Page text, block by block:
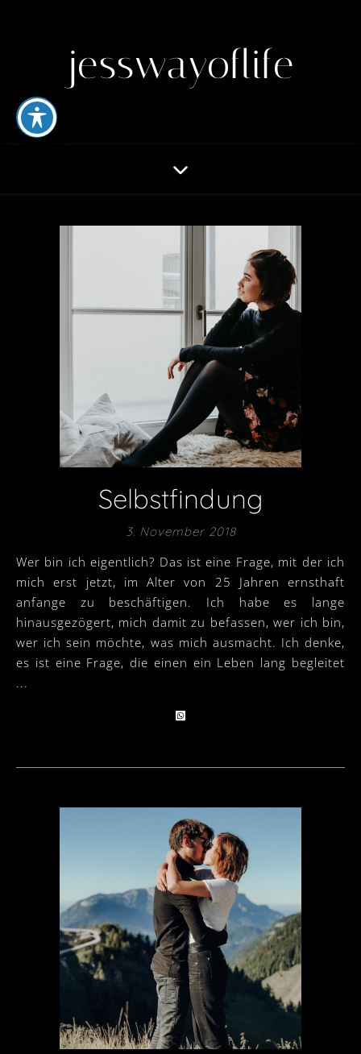
jesswayoflife
Selbstfindung
3. November 2018
Wer bin ich eigentlich? Das ist eine Frage, mit der ich
mich erst jetzt, im Alter von 25 Jahren ernsthaft
anfange zu beschäftigen. Ich habe es lange
hinausgezögert, mich damit zu befassen, wer ich bin,
wer ich sein möchte, was mich ausmacht. Ich denke,
es ist eine Frage, die einen ein Leben lang begleitet
...